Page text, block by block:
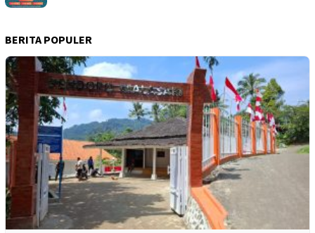
BERITA POPULER